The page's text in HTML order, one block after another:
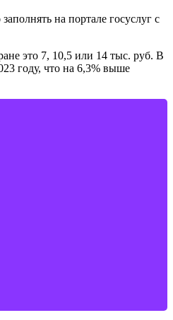
на портале госуслуг с
это 7, 10,5 или 14 тыс. руб. В
году, что на 6,3% выше